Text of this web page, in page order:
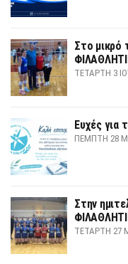
Στο μικρό
ΤΕΤΆΡΤΗ 3
Ευχές για
ΠΈΜΠΤΗ 28
Στην
ΤΕΤΆΡΤΗ 27